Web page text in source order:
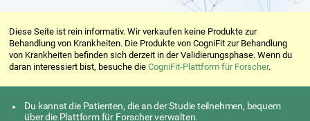
Diese Seite ist rein informativ. Wir verkaufen keine Produkte zur
Behandlung von Krankheiten. Die Produkte von CogniFit zur Behandlung
von Krankheiten befinden sich derzeit in der Validierungsphase. Wenn du
daran interessiert bist, besuche dieCogniFit-Plattform für Forscher.
Du kannst die Patienten, die an der Studie teilnehmen, bequem
über die Plattform für Forscher verwalten.